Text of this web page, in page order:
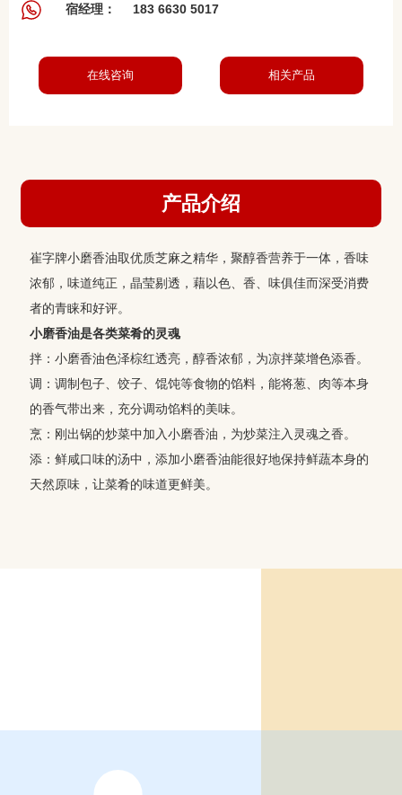
宿经理： 183 6630 5017
在线咨询 相关产品
产品介绍
崔字牌小磨香油取优质芝麻之精华，聚醇香营养于一体，香味
浓郁，味道纯正，晶莹剔透，藉以色、香、味俱佳而深受消费
者的青睐和好评。
小磨香油是各类菜肴的灵魂
拌：小磨香油色泽棕红透亮，醇香浓郁，为凉拌菜增色添香。
调：调制包子、饺子、馄饨等食物的馅料，能将葱、肉等本身
的香气带出来，充分调动馅料的美味。
烹：刚出锅的炒菜中加入小磨香油，为炒菜注入灵魂之香。
添：鲜咸口味的汤中，添加小磨香油能很好地保持鲜蔬本身的
天然原味，让菜肴的味道更鲜美。